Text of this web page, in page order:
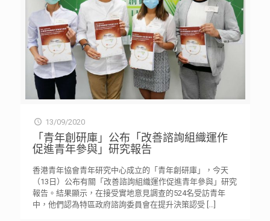
13/09/2020
「青年創研庫」公布「改善諮詢組織運作
促進青年參與」研究報告
香港青年協會青年研究中心成立的「青年創研庫」，今天
（13日）公布有關「改善諮詢組織運作促進青年參與」研究
報告。結果顯示，在接受實地意見調查的524名受訪青年
中，他們認為特區政府諮詢委員會在提升決策認受 […]